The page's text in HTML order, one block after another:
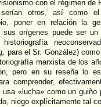
con el régimen de
serían otros, así como
poner en relación la
sus orígenes puede ser
para el Sr. González)
marxista de los
pero en su reseña lo
comprender,
«lucha» como un
niego explícitamente tal